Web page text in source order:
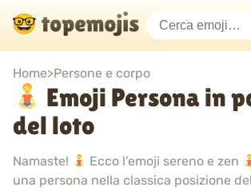
Home>Persone e corpo
Emoji Persona in
del loto
Namaste! Ecco l’emoji sereno e zen
una persona nella classica posizione